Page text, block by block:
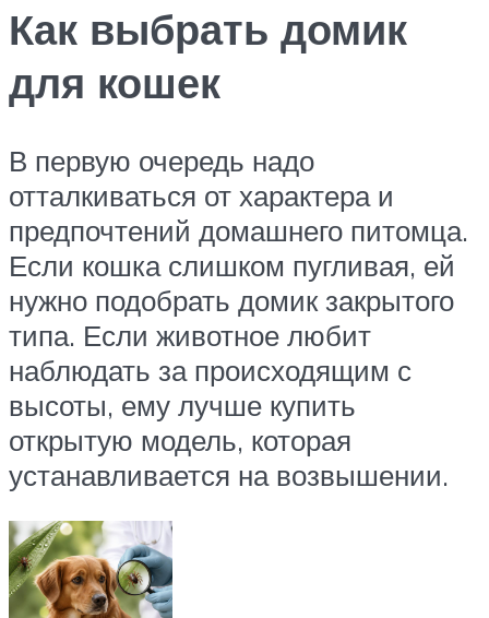
Как выбрать домик
для кошек
В первую очередь надо
отталкиваться от характера и
предпочтений домашнего питомца.
Если кошка слишком пугливая, ей
нужно подобрать домик закрытого
типа. Если животное любит
наблюдать за происходящим с
высоты, ему лучше купить
открытую модель, которая
устанавливается на возвышении.